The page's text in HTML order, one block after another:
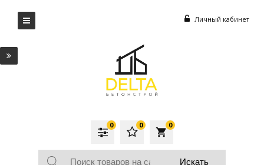
Личный кабинет
local_grocery_store
0
0
0